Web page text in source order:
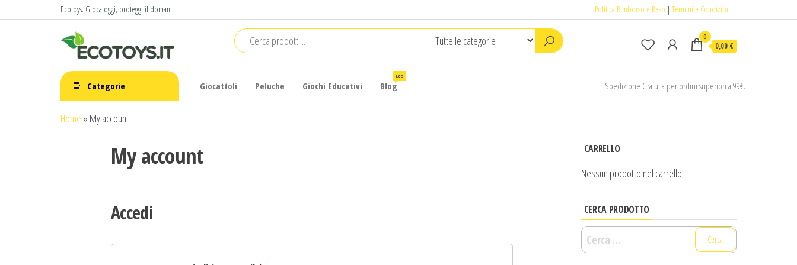
e
Ecotoys. Gioca oggi, proteggi il domani. Politica Rimborso e Reso | Termini e Condizioni |
domani.
0
0,00 €
Categorie Giocattoli Peluche Giochi Educativi Blog
Eco
Spedizione Gratuita per ordini superiori a 99€.
Home » My account
My account
Accedi
CARRELLO
Nessun prodotto nel carrello.
CERCA PRODOTTO
Ricerca
per: